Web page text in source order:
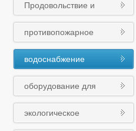
Продовольствие и
медикаменты
химический насос
противопожарное
оборудование
водоснабжение
оборудования
оборудование для
обработки сточных вод
экологическое